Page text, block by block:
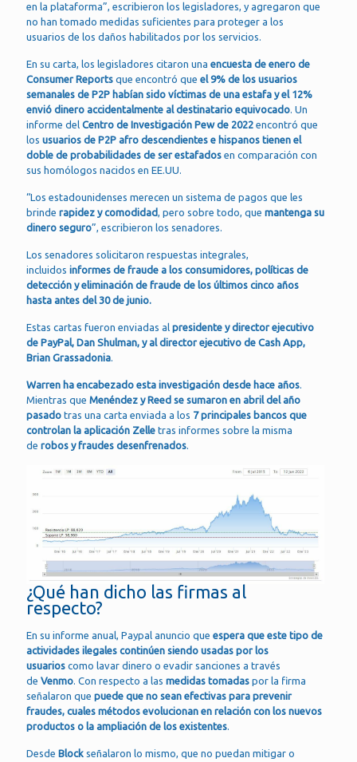
en la plataforma”, escribieron los legisladores, y agregaron que
no han tomado medidas suficientes para proteger a los
usuarios de los daños habilitados por los servicios.
En su carta, los legisladores citaron una encuesta de enero de
Consumer Reports que encontró que el 9% de los usuarios
semanales de P2P habían sido víctimas de una estafa y el 12%
envió dinero accidentalmente al destinatario equivocado. Un
informe del Centro de Investigación Pew de 2022 encontró que
los usuarios de P2P afro descendientes e hispanos tienen el
doble de probabilidades de ser estafados en comparación con
sus homólogos nacidos en EE.UU.
“Los estadounidenses merecen un sistema de pagos que les
brinde rapidez y comodidad, pero sobre todo, que mantenga su
dinero seguro”, escribieron los senadores.
Los senadores solicitaron respuestas integrales,
incluidos informes de fraude a los consumidores, políticas de
detección y eliminación de fraude de los últimos cinco años
hasta antes del 30 de junio.
Estas cartas fueron enviadas al presidente y director ejecutivo
de PayPal, Dan Shulman, y al director ejecutivo de Cash App,
Brian Grassadonia.
Warren ha encabezado esta investigación desde hace años.
Mientras que Menéndez y Reed se sumaron en abril del año
pasado tras una carta enviada a los 7 principales bancos que
controlan la aplicación Zelle tras informes sobre la misma
de robos y fraudes desenfrenados.
¿Qué han dicho las firmas al
respecto?
En su informe anual, Paypal anuncio que espera que este tipo de
actividades ilegales continúen siendo usadas por los
usuarios como lavar dinero o evadir sanciones a través
de Venmo. Con respecto a las medidas tomadas por la firma
señalaron que puede que no sean efectivas para prevenir
fraudes, cuales métodos evolucionan en relación con los nuevos
productos o la ampliación de los existentes.
Desde Block señalaron lo mismo, que no puedan mitigar o